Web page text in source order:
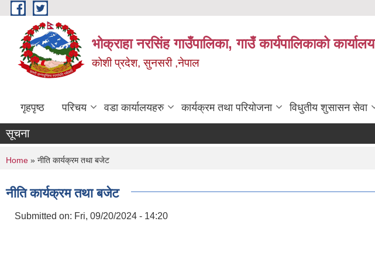
Skip to main content
भोक्राहा नरसिंह गाउँपालिका, गाउँ कार्यपालिकाको कार्यालय
कोशी प्रदेश, सुनसरी ,नेपाल
गृहपृष्ठ परिचय वडा कार्यालयहरु कार्यक्रम तथा परियोजना विधुतीय शुसासन सेवा
सूचना
You are here
Home » नीति कार्यक्रम तथा बजेट
नीति कार्यक्रम तथा बजेट
Submitted on: Fri, 09/20/2024 - 14:20